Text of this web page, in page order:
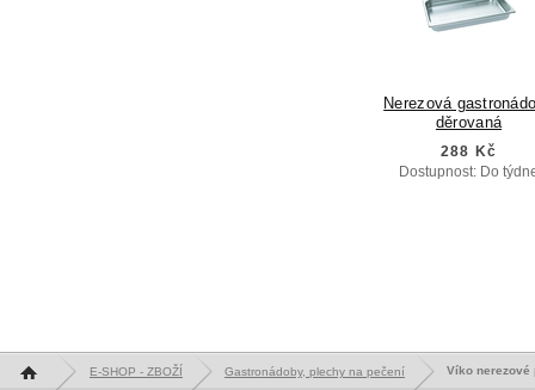
Nerezová
děrovaná
288 Kč
Dostupnost: Do
Hlavní stránka E-SHOP - ZBOŽÍ Gastronádoby, plechy na pečení Víko nerezové